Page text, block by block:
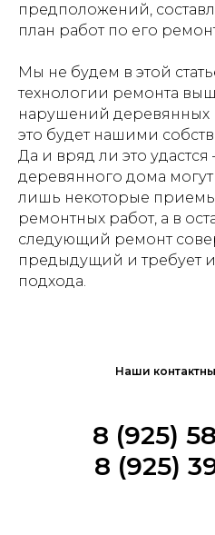
предположений,
план работ по его
Мы не будем в этой
технологии ремонта
нарушений деревянных
это будет нашими
Да и вряд ли это удастся
деревянного дома
лишь некоторые
ремонтных работ, а в
следующий ремонт
предыдущий и требует
подхода.
Наши
8 (925)
8 (925)